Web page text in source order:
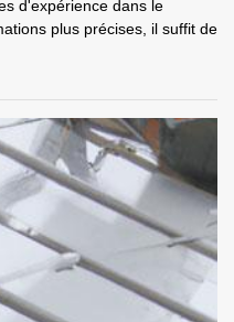
d'expérience dans le
plus précises, il suffit de